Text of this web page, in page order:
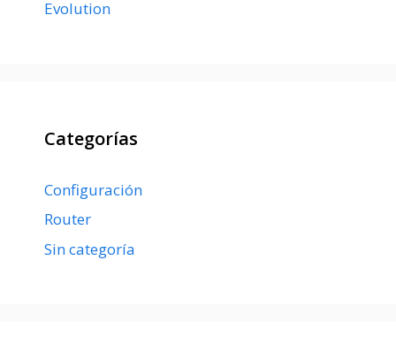
Evolution
Categorías
Configuración
Router
Sin categoría